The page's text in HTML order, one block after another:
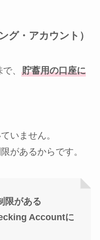
・アカウント）
、 貯蓄用の口座に
いません。
があるからです。
限がある
Accountに